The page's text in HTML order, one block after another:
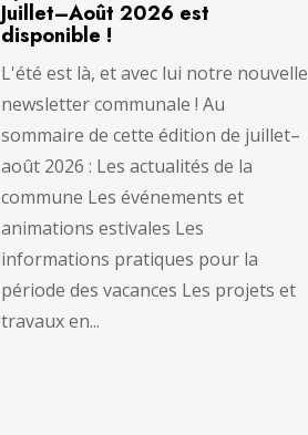
Juillet–Août 2026 est
disponible !
L'été est là, et avec lui notre nouvelle
newsletter communale ! Au
sommaire de cette édition de juillet–
août 2026 : Les actualités de la
commune Les événements et
animations estivales Les
informations pratiques pour la
période des vacances Les projets et
travaux en...